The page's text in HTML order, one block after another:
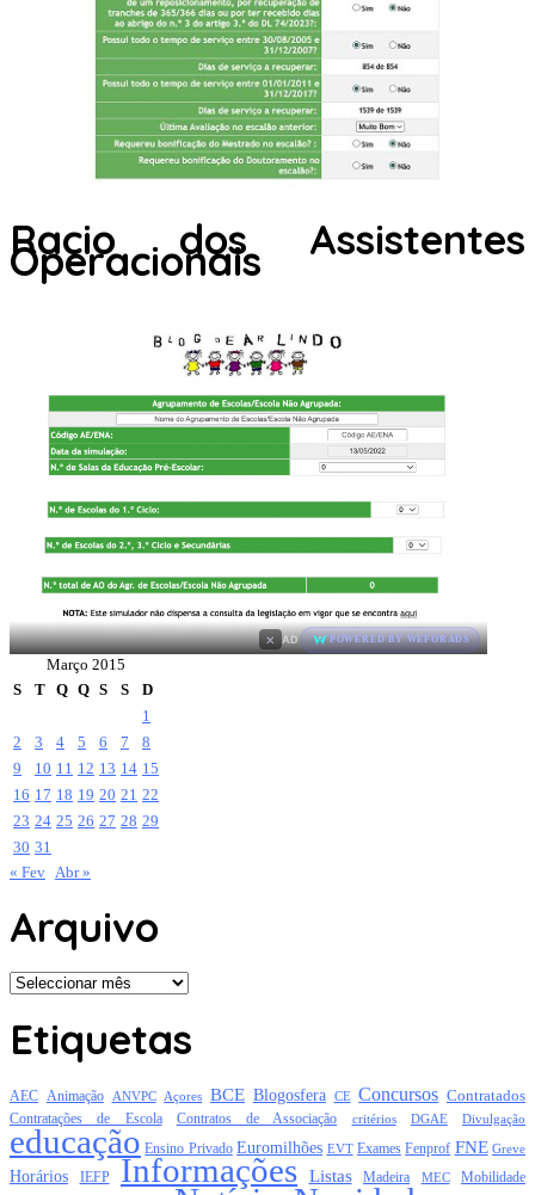
Racio dos Assistentes
Operacionais
× AD POWERED BY WEFORADS
Março 2015
S
T Q Q S S
D
1
2
3 4 5 6 7
8
9
10 11 12 13 14 15
16 17 18 19 20 21 22
23 24 25 26 27 28 29
30 31
« Fev Abr »
Arquivo
Arquivo
Etiquetas
AEC Animação ANVPC Açores BCE Blogosfera CE Concursos Contratados
Contratações de Escola Contratos de Associação critérios DGAE Divulgação
educação Ensino Privado Euromilhões EVT Exames Fenprof FNE Greve
Horários IEFP Informações Listas Madeira MEC Mobilidade